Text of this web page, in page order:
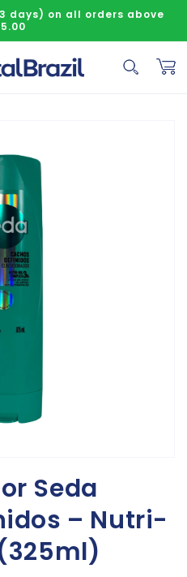
days) on all orders above
Cart
Seda
– Nutri-